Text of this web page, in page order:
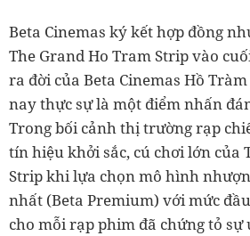
Beta Cinemas ký kết hợp đồng
The Grand Ho Tram Strip vào
ra đời của Beta Cinemas Hồ
nay thực sự là một điểm nhấn
Trong bối cảnh thị trường rạp
tín hiệu khởi sắc, cú chơi lớn của
Strip khi lựa chọn mô hình
nhất (Beta Premium) với mức
cho mỗi rạp phim đã chứng tỏ